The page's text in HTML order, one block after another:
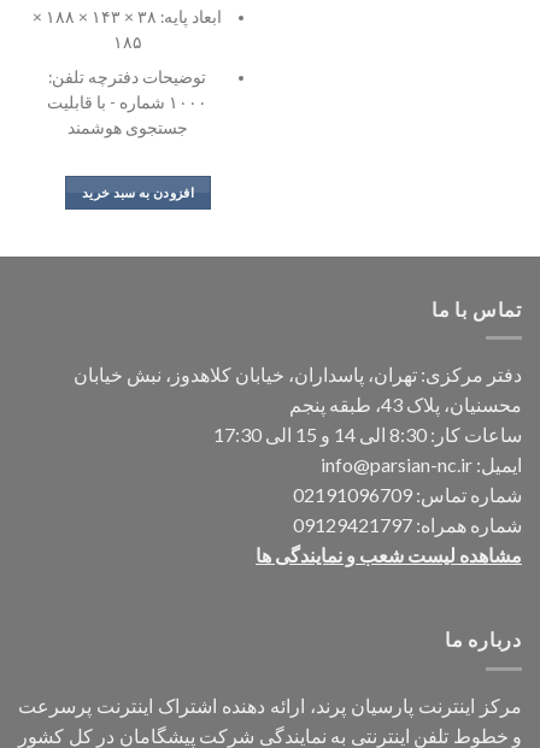
ابعاد پایه: ۳۸ × ۱۴۳ × ۱۸۸ ×
۱۸۵
توضیحات دفترچه تلفن:
۱۰۰۰ شماره - با قابلیت
جستجوی هوشمند
افزودن به سبد خرید
تماس با ما
دفتر مرکزی: تهران، پاسداران، خیابان کلاهدوز، نبش خیابان
محسنیان، پلاک 43، طبقه پنجم
ساعات کار: 8:30 الی 14 و 15 الی 17:30
ایمیل: info@parsian-nc.ir
شماره تماس: 02191096709
شماره همراه: 09129421797
مشاهده لیست شعب و نمایندگی ها
درباره ما
مرکز اینترنت پارسیان پرند، ارائه دهنده اشتراک اینترنت پرسرعت
و خطوط تلفن اینترنتی به نمایندگی شرکت پیشگامان در کل کشور